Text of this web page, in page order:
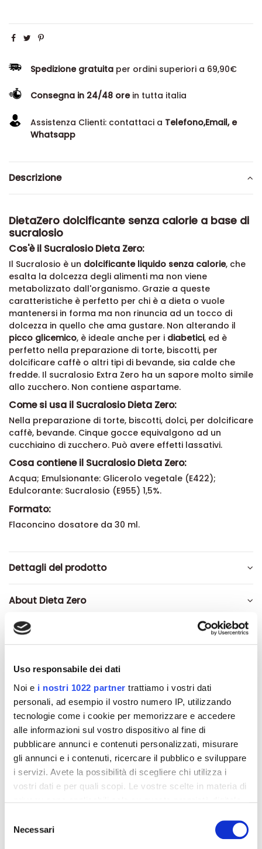
Uso responsabile dei dati
Noi e i nostri 1022 partner trattiamo i vostri dati
personali, ad esempio il vostro numero IP, utilizzando
tecnologie come i cookie per memorizzare e accedere
alle informazioni sul vostro dispositivo al fine di
pubblicare annunci e contenuti personalizzati, misurare
gli annunci e i contenuti, ricercare il pubblico e sviluppare
i servizi. Avete la possibilità di scegliere chi utilizza i
vostri dati e per quali scopi. Le vostre scelte in materia di
modificare o revocare il proprio consenso in qualsiasi
momento dalla Dichiarazione sui cookie o facendo clic
delNecessari
Spedizione gratuita per ordini superiori a 69,90€
Consegna in 24/48 orein tutta italia
Assistenza Clienti: contattaci a Telefono,Email, e
Whatsapp
Descrizione
DietaZero dolcificante senza calorie a base di
sucralosio
Cos'è il Sucralosio Dieta Zero:
Il Sucralosio è un dolcificante liquido senza calorie, che
esalta la dolcezza degli alimenti ma non viene
metabolizzato dall'organismo. Grazie a queste
caratteristiche è perfetto per chi è a dieta o vuole
mantenersi in forma ma non rinuncia ad un tocco di
dolcezza in quello che ama gustare. Non alterando il
picco glicemico, è ideale anche per i diabetici, ed è
perfetto nella preparazione di torte, biscotti, per
dolcificare caffè o altri tipi di bevande, sia calde che
fredde. Il sucralosio Extra Zero ha un sapore molto simile
allo zucchero. Non contiene aspartame.
Come si usa il Sucralosio Dieta Zero:
Nella preparazione di torte, biscotti, dolci, per dolcificare
caffè, bevande. Cinque gocce equivalgono ad un
cucchiaino di zucchero. Può avere effetti lassativi.
Cosa contiene il Sucralosio Dieta Zero:
Acqua; Emulsionante: Glicerolo vegetale (E422);
Edulcorante: Sucralosio (E955) 1,5%.
Formato:
Flaconcino dosatore da 30 ml.
Dettagli del prodotto
About Dieta Zero
Recensioni
Altri prodotti che potrebbero
interessarti
-42% -42%